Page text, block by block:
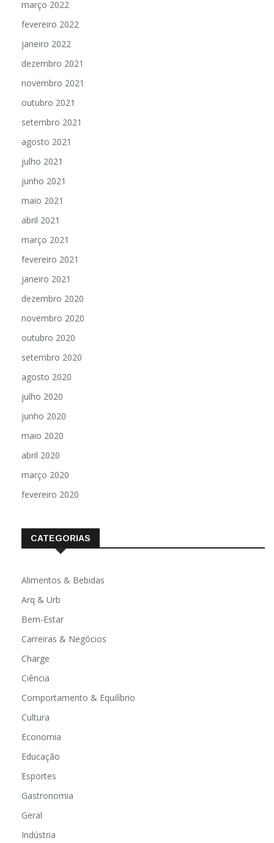
março 2022
fevereiro 2022
janeiro 2022
dezembro 2021
novembro 2021
outubro 2021
setembro 2021
agosto 2021
julho 2021
junho 2021
maio 2021
abril 2021
março 2021
fevereiro 2021
janeiro 2021
dezembro 2020
novembro 2020
outubro 2020
setembro 2020
agosto 2020
julho 2020
junho 2020
maio 2020
abril 2020
março 2020
fevereiro 2020
CATEGORIAS
Alimentos & Bebidas
Arq & Urb
Bem-Estar
Carreiras & Negócios
Charge
Ciência
Comportamento & Equilíbrio
Cultura
Economia
Educação
Esportes
Gastronomia
Geral
Indústria